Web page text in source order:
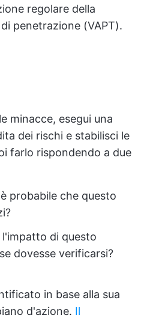
regolare della
penetrazione (VAPT).
minacce, esegui una
dei rischi e stabilisci le
farlo rispondendo a due
probabile che questo
di questo
dovesse verificarsi?
in base alla sua
d'azione. Il